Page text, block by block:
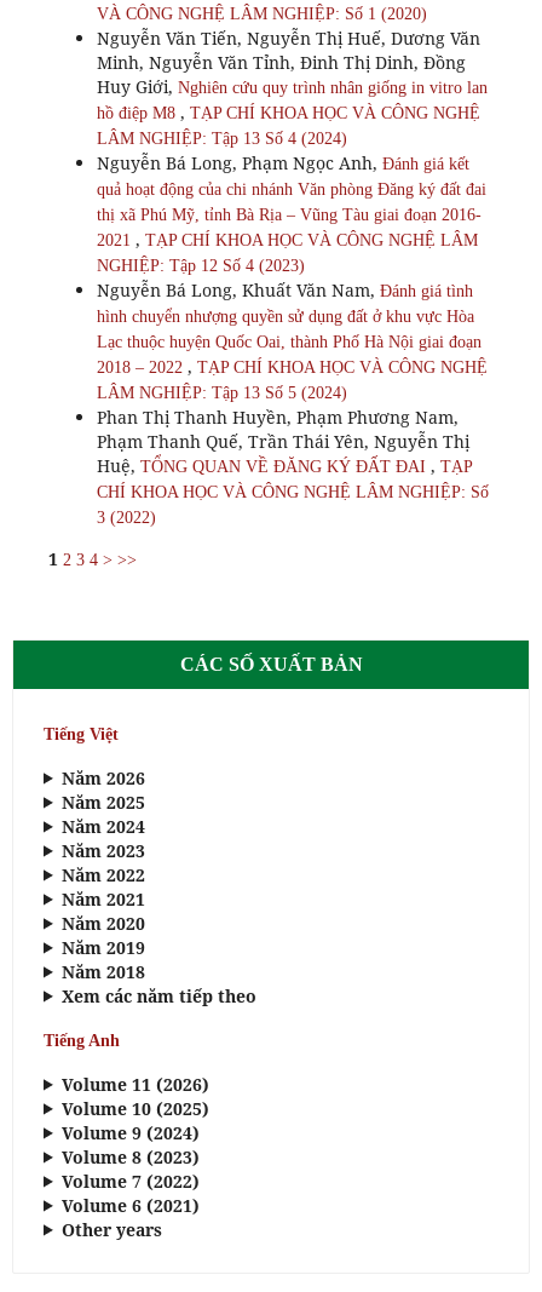
VÀ CÔNG NGHỆ LÂM NGHIỆP: Số 1 (2020)
Nguyễn Văn Tiến, Nguyễn Thị Huế, Dương Văn
Minh, Nguyễn Văn Tỉnh, Đinh Thị Dinh, Đồng
Huy Giới, Nghiên cứu quy trình nhân giống in vitro lan
hồ điệp M8 , TẠP CHÍ KHOA HỌC VÀ CÔNG NGHỆ
LÂM NGHIỆP: Tập 13 Số 4 (2024)
Nguyễn Bá Long, Phạm Ngọc Anh, Đánh giá kết
quả hoạt động của chi nhánh Văn phòng Đăng ký đất đai
thị xã Phú Mỹ, tỉnh Bà Rịa – Vũng Tàu giai đoạn 2016-
2021 , TẠP CHÍ KHOA HỌC VÀ CÔNG NGHỆ LÂM
NGHIỆP: Tập 12 Số 4 (2023)
Nguyễn Bá Long, Khuất Văn Nam, Đánh giá tình
hình chuyển nhượng quyền sử dụng đất ở khu vực Hòa
Lạc thuộc huyện Quốc Oai, thành Phố Hà Nội giai đoạn
2018 – 2022 , TẠP CHÍ KHOA HỌC VÀ CÔNG NGHỆ
LÂM NGHIỆP: Tập 13 Số 5 (2024)
Phan Thị Thanh Huyền, Phạm Phương Nam,
Phạm Thanh Quế, Trần Thái Yên, Nguyễn Thị
Huệ, TỔNG QUAN VỀ ĐĂNG KÝ ĐẤT ĐAI , TẠP
CHÍ KHOA HỌC VÀ CÔNG NGHỆ LÂM NGHIỆP: Số
3 (2022)
1 2 3 4 > >>
CÁC SỐ XUẤT BẢN
Tiếng Việt
Năm 2026
Năm 2025
Năm 2024
Năm 2023
Năm 2022
Năm 2021
Năm 2020
Năm 2019
Năm 2018
Xem các năm tiếp theo
Tiếng Anh
Volume 11 (2026)
Volume 10 (2025)
Volume 9 (2024)
Volume 8 (2023)
Volume 7 (2022)
Volume 6 (2021)
Other years